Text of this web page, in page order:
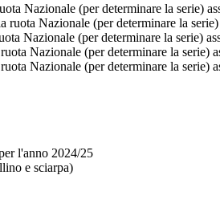
Nazionale (per determinare la serie)
ruota Nazionale (per determinare la
Nazionale (per determinare la serie)
Nazionale (per determinare la serie)
Nazionale (per determinare la serie)
l'anno 2024/25
e sciarpa)